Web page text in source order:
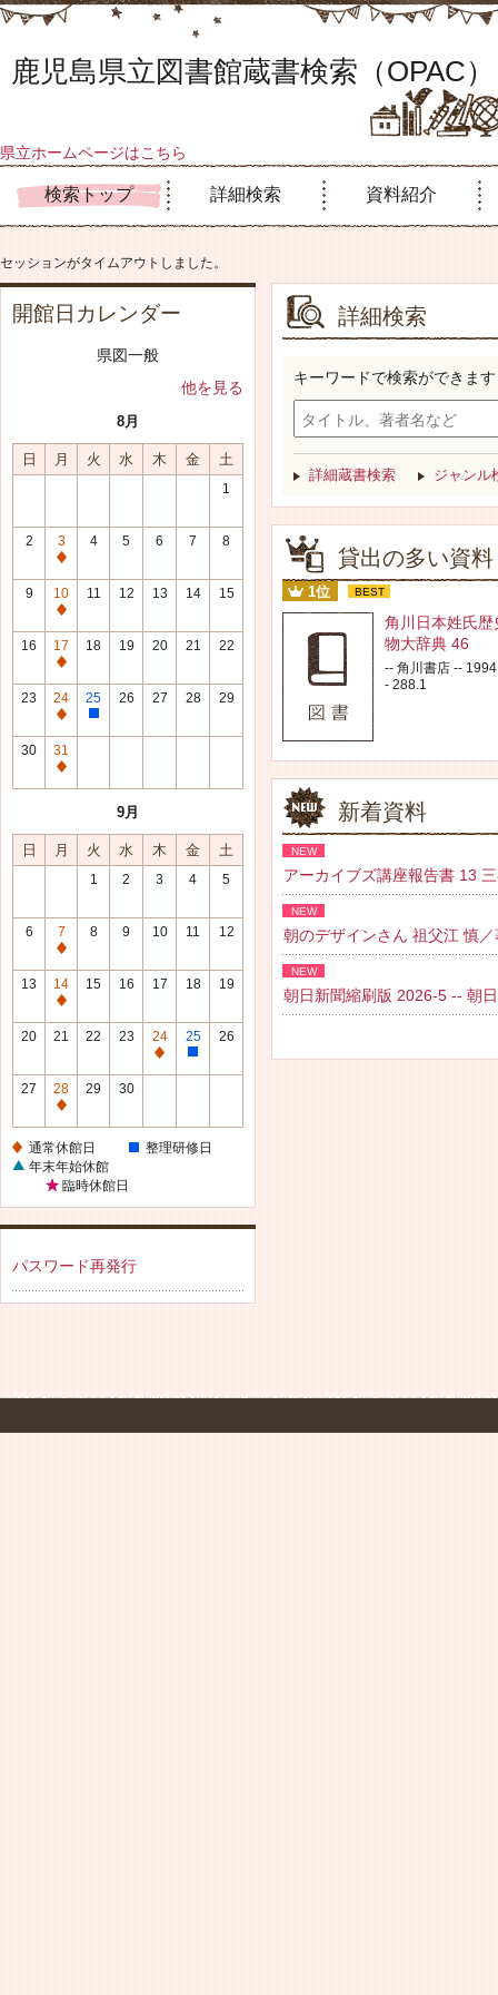
鹿児島県立図書館蔵書検索（OPAC）
県立ホームページはこちら
検索トップ 詳細検索 資料紹介
セッションがタイムアウトしました。
開館日カレンダー
県図一般
他を見る
8月
日 月 火 水 木 金 土
1
2
3
通
常
休
館
日
4 5 6 7 8
9
10
通
常
休
館
日
11 12 13 14 15
16
17
通
常
休
館
日
18 19 20 21 22
23
24
通
常
休
館
25
整
修
26 27 28 29
30
31
通
館
日
9月
日 月 火 水 木 金 土
1 2 3 4 5
6
7
通
常
休
館
8 9 10 11 12
13
14
通
常
館
日
15 16 17 18 19
20 21 22 23
24
通
館
日
25
整
修
日
26
27
28
通
休
館
日
29 30
通常休館日
整理研修日
年末年始休館
臨時休館日
パスワード再発行
詳細検索
キーワードで検索ができます
詳細蔵書検索 ジャンル
貸出の多い資料
1位 BEST
角川日本姓氏歴
物大辞典 46
-- 角川書店 --
- 288.1
新着資料
NEW
アーカイブズ講座報告書 13
NEW
朝のデザインさん 祖父江 慎
NEW
朝日新聞縮刷版 2026-5 -- 朝